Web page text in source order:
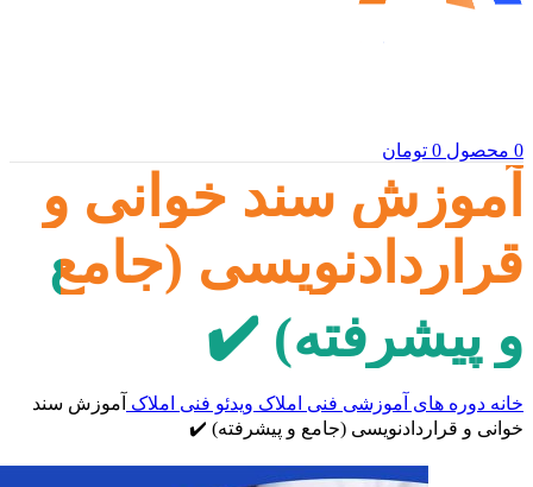
0 محصول 0 تومان
آموزش سند خوانی و
قراردادنویسی (جامع
و پیشرفته) ✔️
خانه دوره های آموزشی فنی املاک ویدئو فنی املاک آموزش سند
خوانی و قراردادنویسی (جامع و پیشرفته) ✔️